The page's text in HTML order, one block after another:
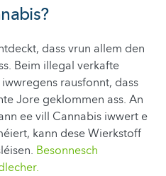
dass vrun allem den
Beim illegal verkafte
rausfonnt, dass
Jore geklommen ass. An
ee vill Cannabis iwwert e
kann dese Wierkstoff
Besonnesch